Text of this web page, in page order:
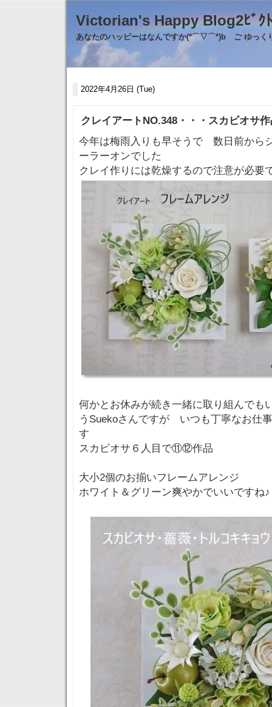
Victorian's Happy
あなたのハッピーはなんですか(*⌒▽⌒*)b ご ゆっく
2022年4月26日 (Tue)
クレイアートNO.348・・・スカビオサ
今年は梅雨入りも早そうで 数日前から
ーラーオンでした
クレイ作りには乾燥するので注意が必要
何かとお休みが続き一緒に取り組んでも
うSuekoさんですが いつも丁寧なお仕
す
スカビオサ６人目で⑪⑫作品
大小2個のお揃いフレームアレンジ
ホワイト＆グリーン爽やかでいいですね♪